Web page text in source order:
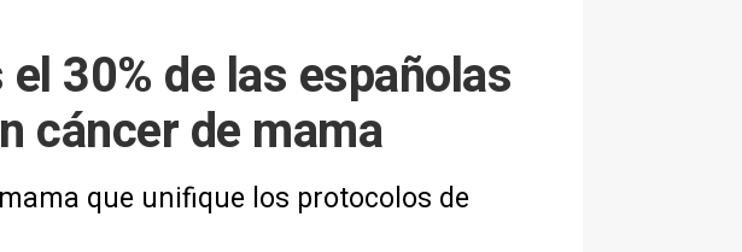
30% de las españolas
cáncer de mama
que unifique los protocolos de